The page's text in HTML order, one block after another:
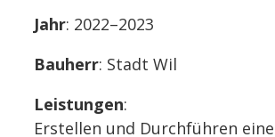
Jahr: 2022–2023
Bauherr: Stadt Wil
Leistungen:
Erstellen und Durchführen